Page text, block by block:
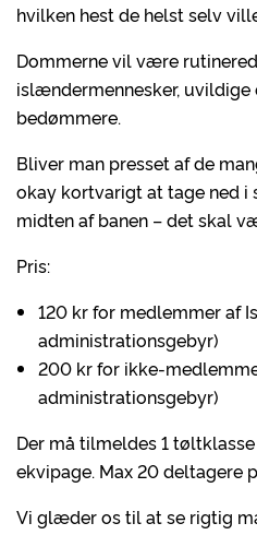
hvilken hest de helst selv
Dommerne vil være
islændermennesker,
bedømmere.
Bliver man presset af de
okay kortvarigt at tage ned i
midten af banen – det skal
Pris:
120 kr for medlemmer af
administrationsgebyr)
200 kr for ikke-
administrationsgebyr)
Der må tilmeldes 1
ekvipage. Max 20 deltagere
Vi glæder os til at se rigtig